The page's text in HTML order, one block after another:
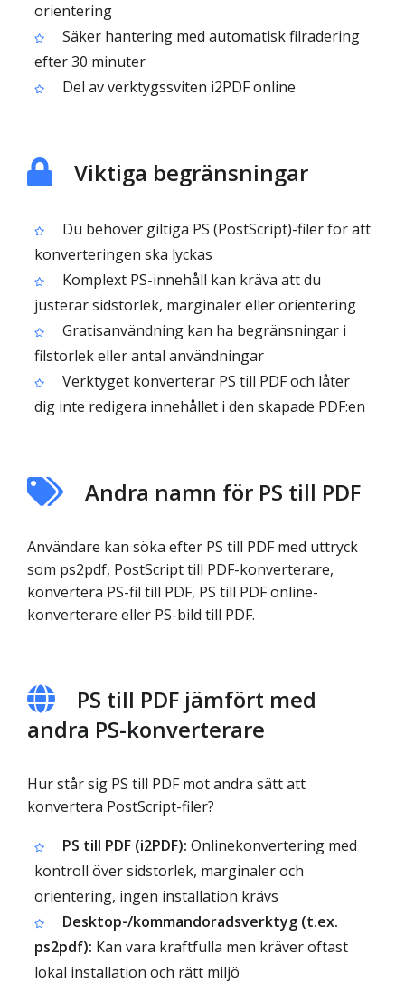
orientering
Säker hantering med automatisk filradering
efter 30 minuter
Del av verktygssviten i2PDF online
Viktiga begränsningar
Du behöver giltiga PS (PostScript)-filer för att
konverteringen ska lyckas
Komplext PS-innehåll kan kräva att du
justerar sidstorlek, marginaler eller orientering
Gratisanvändning kan ha begränsningar i
filstorlek eller antal användningar
Verktyget konverterar PS till PDF och låter
dig inte redigera innehållet i den skapade PDF:en
Andra namn för PS till PDF
Användare kan söka efter PS till PDF med uttryck
som ps2pdf, PostScript till PDF-konverterare,
konvertera PS-fil till PDF, PS till PDF online-
konverterare eller PS-bild till PDF.
PS till PDF jämfört med
andra PS-konverterare
Hur står sig PS till PDF mot andra sätt att
konvertera PostScript-filer?
PS till PDF (i2PDF): Onlinekonvertering med
kontroll över sidstorlek, marginaler och
orientering, ingen installation krävs
Desktop-/kommandoradsverktyg (t.ex.
ps2pdf): Kan vara kraftfulla men kräver oftast
lokal installation och rätt miljö